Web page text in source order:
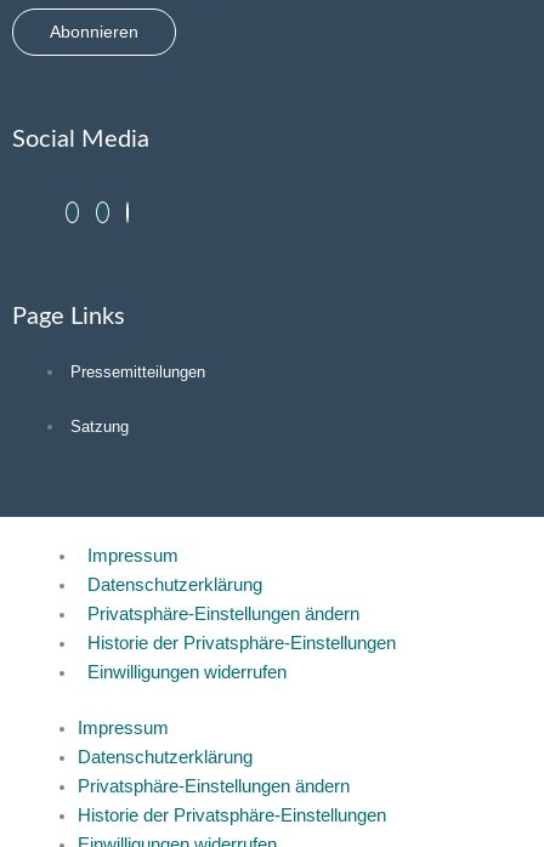
Abonnieren
Social Media
Page Links
Pressemitteilungen
Satzung
Impressum
Datenschutzerklärung
Privatsphäre-Einstellungen ändern
Historie der Privatsphäre-Einstellungen
Einwilligungen widerrufen
Impressum
Datenschutzerklärung
Privatsphäre-Einstellungen ändern
Historie der Privatsphäre-Einstellungen